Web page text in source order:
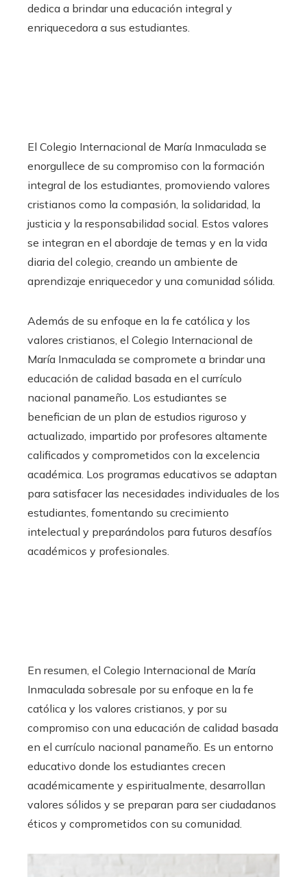
dedica a brindar una educación integral y
enriquecedora a sus estudiantes.
El Colegio Internacional de María Inmaculada se
enorgullece de su compromiso con la formación
integral de los estudiantes, promoviendo valores
cristianos como la compasión, la solidaridad, la
justicia y la responsabilidad social. Estos valores
se integran en el abordaje de temas y en la vida
diaria del colegio, creando un ambiente de
aprendizaje enriquecedor y una comunidad sólida.
Además de su enfoque en la fe católica y los
valores cristianos, el Colegio Internacional de
María Inmaculada se compromete a brindar una
educación de calidad basada en el currículo
nacional panameño. Los estudiantes se
benefician de un plan de estudios riguroso y
actualizado, impartido por profesores altamente
calificados y comprometidos con la excelencia
académica. Los programas educativos se adaptan
para satisfacer las necesidades individuales de los
estudiantes, fomentando su crecimiento
intelectual y preparándolos para futuros desafíos
académicos y profesionales.
En resumen, el Colegio Internacional de María
Inmaculada sobresale por su enfoque en la fe
católica y los valores cristianos, y por su
compromiso con una educación de calidad basada
en el currículo nacional panameño. Es un entorno
educativo donde los estudiantes crecen
académicamente y espiritualmente, desarrollan
valores sólidos y se preparan para ser ciudadanos
éticos y comprometidos con su comunidad.